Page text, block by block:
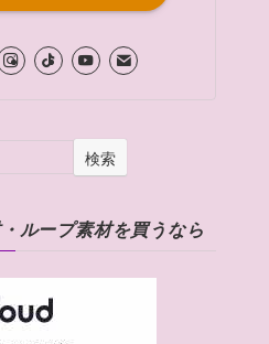
検索
ループ素材を買うなら